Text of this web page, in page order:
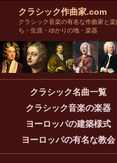
クラシック作曲家.com
クラシック音楽の有名な作曲家と
ち・生涯・ゆかりの地・楽器
クラシック名曲一覧
クラシック音楽の楽器
ヨーロッパの建築様式
ヨーロッパの有名な教会